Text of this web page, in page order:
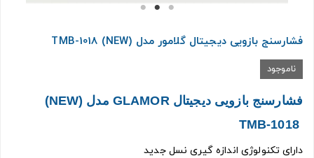
فشارسنج بازویی دیجیتال گلامور مدل (NEW) TMB-1018
ناموجود
فشارسنج بازویی دیجیتال GLAMOR مدل
(NEW)
TMB-1018
دارای تکنولوژی اندازه گیری نسل جدید